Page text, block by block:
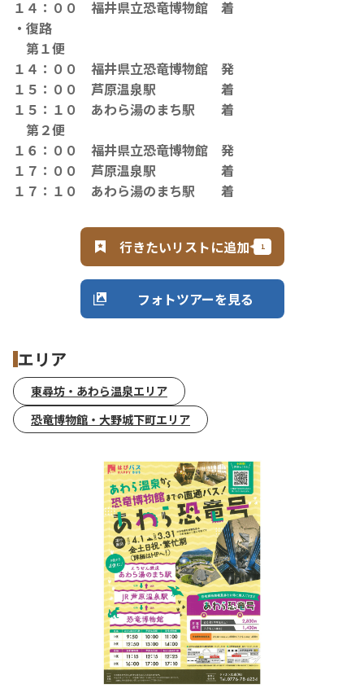
１４：００ 福井県立恐竜博物館 着
・復路
第１便
１４：００ 福井県立恐竜博物館 発
１５：００ 芦原温泉駅 着
１５：１０ あわら湯のまち駅 着
第２便
１６：００ 福井県立恐竜博物館 発
１７：００ 芦原温泉駅 着
１７：１０ あわら湯のまち駅 着
行きたいリストに追加
フォトツアーを見る
エリア
東尋坊・あわら温泉エリア
恐竜博物館・大野城下町エリア